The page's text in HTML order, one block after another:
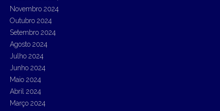
Novembro 2024
Outubro 2024
Setembro 2024
Agosto 2024
Julho 2024
Junho 2024
Maio 2024
Abril 2024
Março 2024